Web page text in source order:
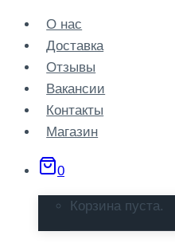
Перейти
содержанию
О нас
Доставка
Отзывы
Вакансии
Контакты
Магазин
0
Корзина пуста.